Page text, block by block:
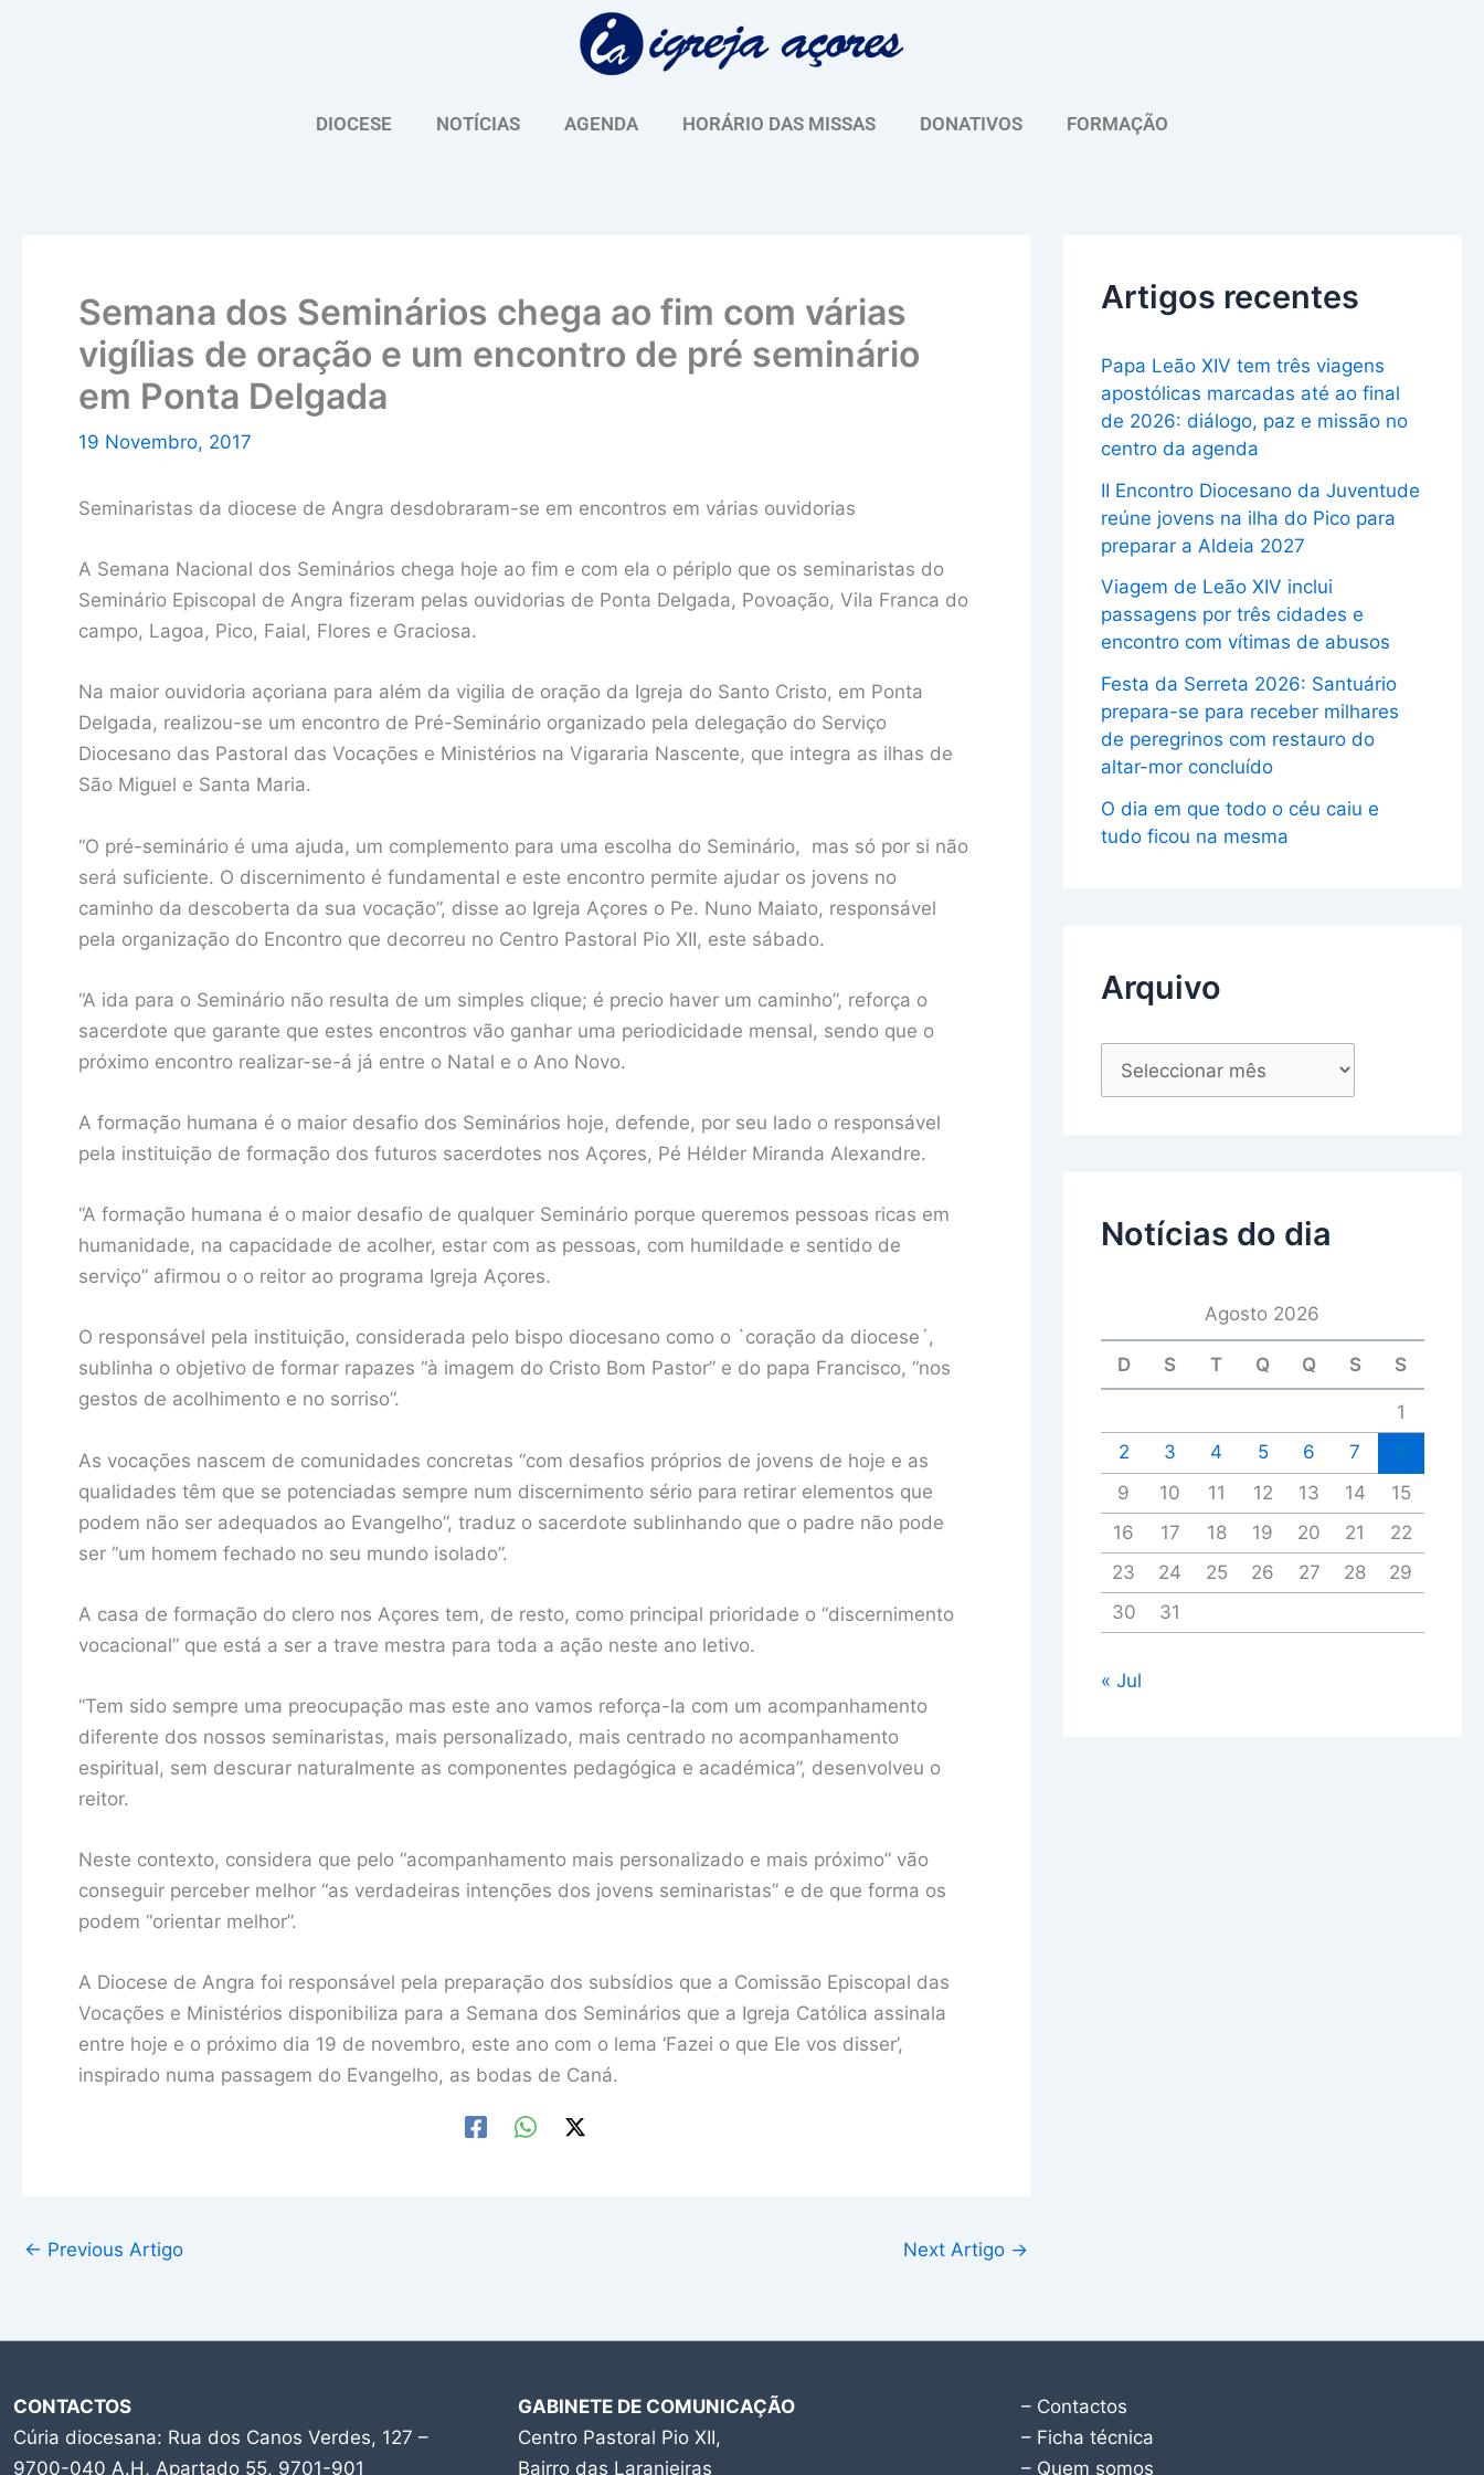
DIOCESE NOTÍCIAS AGENDA HORÁRIO DAS MISSAS DONATIVOS FORMAÇÃO
Semana dos Seminários chega ao fim com várias
vigílias de oração e um encontro de pré seminário
em Ponta Delgada
19 Novembro, 2017
Seminaristas da diocese de Angra desdobraram-se em encontros em várias ouvidorias
A Semana Nacional dos Seminários chega hoje ao fim e com ela o périplo que os seminaristas do
Seminário Episcopal de Angra fizeram pelas ouvidorias de Ponta Delgada, Povoação, Vila Franca do
campo, Lagoa, Pico, Faial, Flores e Graciosa.
Na maior ouvidoria açoriana para além da vigilia de oração da Igreja do Santo Cristo, em Ponta
Delgada, realizou-se um encontro de Pré-Seminário organizado pela delegação do Serviço
Diocesano das Pastoral das Vocações e Ministérios na Vigararia Nascente, que integra as ilhas de
São Miguel e Santa Maria.
“O pré-seminário é uma ajuda, um complemento para uma escolha do Seminário, mas só por si não
será suficiente. O discernimento é fundamental e este encontro permite ajudar os jovens no
caminho da descoberta da sua vocação”, disse ao Igreja Açores o Pe. Nuno Maiato, responsável
pela organização do Encontro que decorreu no Centro Pastoral Pio XII, este sábado.
“A ida para o Seminário não resulta de um simples clique; é precio haver um caminho”, reforça o
sacerdote que garante que estes encontros vão ganhar uma periodicidade mensal, sendo que o
próximo encontro realizar-se-á já entre o Natal e o Ano Novo.
A formação humana é o maior desafio dos Seminários hoje, defende, por seu lado o responsável
pela instituição de formação dos futuros sacerdotes nos Açores, Pé Hélder Miranda Alexandre.
“A formação humana é o maior desafio de qualquer Seminário porque queremos pessoas ricas em
humanidade, na capacidade de acolher, estar com as pessoas, com humildade e sentido de
serviço” afirmou o o reitor ao programa Igreja Açores.
O responsável pela instituição, considerada pelo bispo diocesano como o `coração da diocese´,
sublinha o objetivo de formar rapazes “à imagem do Cristo Bom Pastor” e do papa Francisco, “nos
gestos de acolhimento e no sorriso”.
As vocações nascem de comunidades concretas “com desafios próprios de jovens de hoje e as
qualidades têm que se potenciadas sempre num discernimento sério para retirar elementos que
podem não ser adequados ao Evangelho”, traduz o sacerdote sublinhando que o padre não pode
ser “um homem fechado no seu mundo isolado”.
A casa de formação do clero nos Açores tem, de resto, como principal prioridade o “discernimento
vocacional” que está a ser a trave mestra para toda a ação neste ano letivo.
“Tem sido sempre uma preocupação mas este ano vamos reforça-la com um acompanhamento
diferente dos nossos seminaristas, mais personalizado, mais centrado no acompanhamento
espiritual, sem descurar naturalmente as componentes pedagógica e académica”, desenvolveu o
reitor.
Neste contexto, considera que pelo “acompanhamento mais personalizado e mais próximo” vão
conseguir perceber melhor “as verdadeiras intenções dos jovens seminaristas” e de que forma os
podem “orientar melhor”.
A Diocese de Angra foi responsável pela preparação dos subsídios que a Comissão Episcopal das
Vocações e Ministérios disponibiliza para a Semana dos Seminários que a Igreja Católica assinala
entre hoje e o próximo dia 19 de novembro, este ano com o lema ‘Fazei o que Ele vos disser’,
inspirado numa passagem do Evangelho, as bodas de Caná.
← Previous Artigo Next Artigo →
Artigos recentes
Papa Leão XIV tem três viagens
apostólicas marcadas até ao final
de 2026: diálogo, paz e missão no
centro da agenda
II Encontro Diocesano da Juventude
reúne jovens na ilha do Pico para
preparar a Aldeia 2027
Viagem de Leão XIV inclui
passagens por três cidades e
encontro com vítimas de abusos
Festa da Serreta 2026: Santuário
prepara-se para receber milhares
de peregrinos com restauro do
altar-mor concluído
O dia em que todo o céu caiu e
tudo ficou na mesma
Arquivo
u
Notícias do dia
Agosto 2026
D S T Q Q S S
1
2
3 4 5 6 7
9
10 11 12 13 14
15
16
17 18 19 20 21
22
23
24 25 26 27 28
29
30
31
« Jul
CONTACTOS
Cúria diocesana: Rua dos Canos Verdes, 127 –
9700-040 A.H, Apartado 55, 9701-901
GABINETE DE COMUNICAÇÃO
Centro Pastoral Pio XII,
Bairro das Laranjeiras
– Contactos
– Ficha técnica
– Quem somos